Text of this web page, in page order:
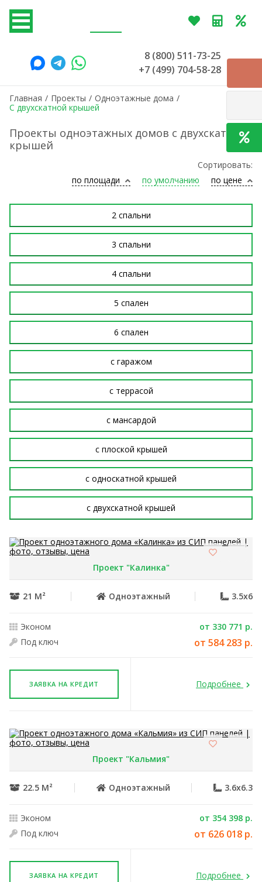
8 (800) 511-73-25
+7 (499) 704-58-28
Главная / Проекты / Одноэтажные дома /
С двухскатной крышей
Проекты одноэтажных домов с двухскатной
крышей
Сортировать:
по умолчанию
по площади по цене
2 спальни
3 спальни
4 спальни
5 спален
6 спален
с гаражом
с террасой
с мансардой
с плоской крышей
с односкатной крышей
с двухскатной крышей
Проект "Калинка"
21 М² Одноэтажный 3.5x6
Эконом
от 330 771 р.
Под ключ
от 584 283 р.
ЗАЯВКА НА КРЕДИТ Подробнее
Проект "Кальмия"
22.5 М² Одноэтажный 3.6x6.3
Эконом
от 354 398 р.
Под ключ
от 626 018 р.
ЗАЯВКА НА КРЕДИТ Подробнее